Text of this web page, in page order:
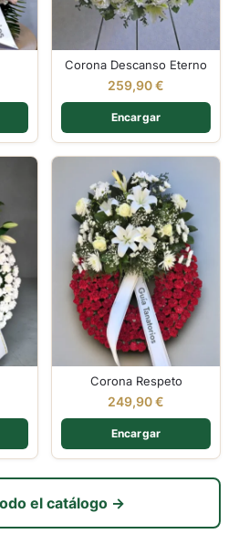
Corona Descanso Eterno
259,90€
Encargar
Corona Respeto
249,90€
Encargar
el catálogo →